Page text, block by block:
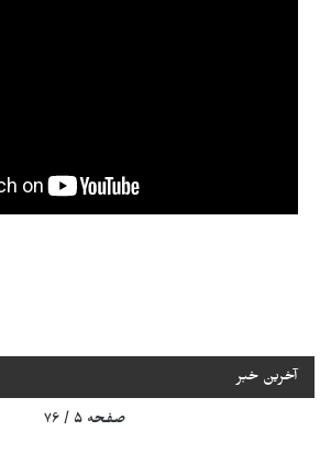
آخرین خبر
صفحه ۵ / ۷۶